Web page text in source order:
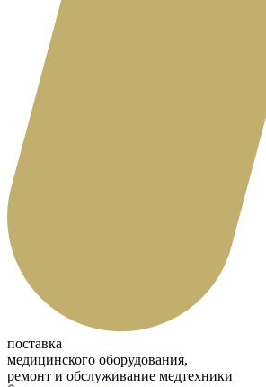
поставка
медицинского оборудования,
ремонт и обслуживание медтехники